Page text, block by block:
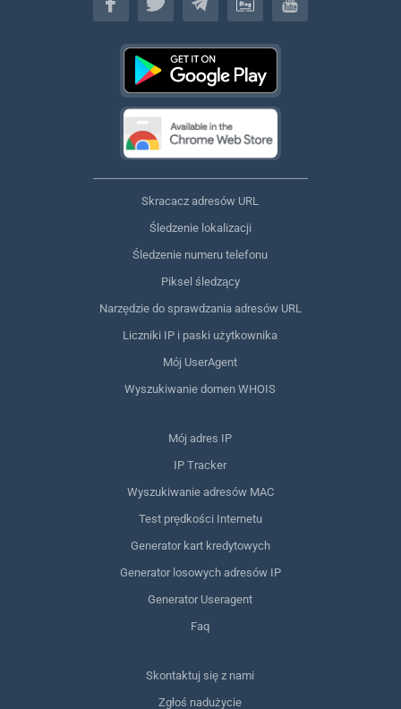
Skracacz adresów URL
Śledzenie lokalizacji
Śledzenie numeru telefonu
Piksel śledzący
Narzędzie do sprawdzania adresów URL
Liczniki IP i paski użytkownika
Mój UserAgent
Wyszukiwanie domen WHOIS
Mój adres IP
IP Tracker
Wyszukiwanie adresów MAC
Test prędkości Internetu
Generator kart kredytowych
Generator losowych adresów IP
Generator Useragent
Faq
Skontaktuj się z nami
Zgłoś nadużycie